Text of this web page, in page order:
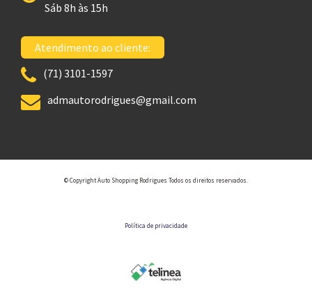
Sáb 8h às 15h
Atendimento ao cliente:
(71) 3101-1597
admautorodrigues@gmail.com
© Copyright Auto Shopping Rodrigues Todos os direitos reservados.
Política de privacidade